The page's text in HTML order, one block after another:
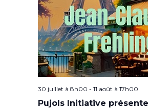
30 juillet à 8h00 - 11 août à 17h00
Pujols Initiative